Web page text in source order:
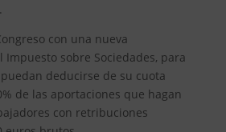
con una nueva
Impuesto sobre Sociedades, para
deducirse de su cuota
de las aportaciones que hagan
con retribuciones